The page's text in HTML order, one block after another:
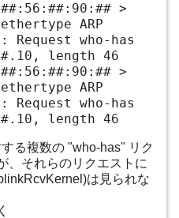
>
ARP
who-has
length 46
>
ARP
who-has
length 46
る複数の "who-has" リク
、それらのリクエストに
は見られな